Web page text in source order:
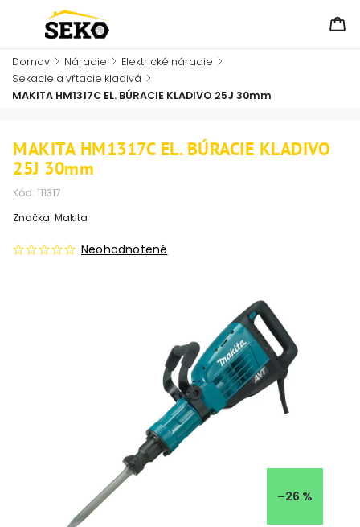
Domov / Náradie / Elektrické náradie /
Sekacie a vŕtacie kladivá /
MAKITA HM1317C EL. BÚRACIE KLADIVO 25J 30mm
MAKITA HM1317C EL. BÚRACIE KLADIVO
25J 30mm
Kód: 111317
Neohodnotené
Značka: Makita
–26 %